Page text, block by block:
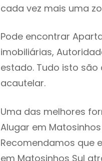
cada vez mais uma
Pode encontrar
imobiliárias,
estado. Tudo isto
acautelar.
Uma das melhores
Alugar em
Recomendamos que
em Matosinhos Sul